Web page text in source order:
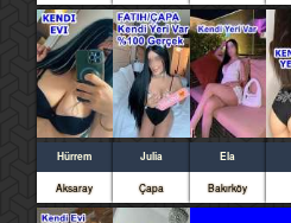
Hürrem
Aksaray
Julia
Çapa
Ela
Bakırköy